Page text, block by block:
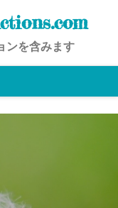
ンを含みます